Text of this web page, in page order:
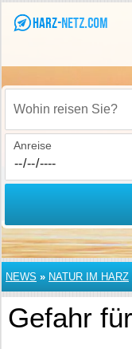
Wohin reisen Sie?
Anreise
NEWS » NATUR IM HARZ
Gefahr